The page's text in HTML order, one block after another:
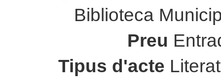
Biblioteca
Preu
Tipus d'acte